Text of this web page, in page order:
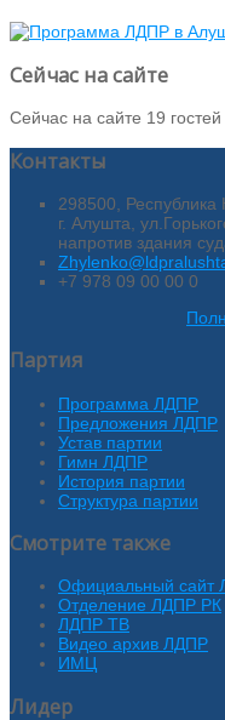
Сейчас на сайте
Сейчас на сайте 19
Контакты
298500, Республика
г. Алушта,
напротив здания
+7 978 09 00 00 0
Партия
Программа ЛДПР
Предложения ЛДПР
Устав партии
Гимн ЛДПР
История партии
Структура партии
Смотрите также
Официальный сайт
Отделение ЛДПР РК
ЛДПР ТВ
Видео архив ЛДПР
ИМЦ
Лидер